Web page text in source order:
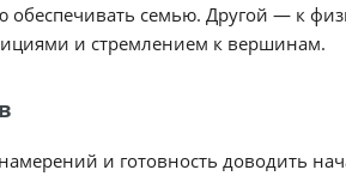
обеспечивать семью. Другой — к
и стремлением к вершинам.
и готовность доводить